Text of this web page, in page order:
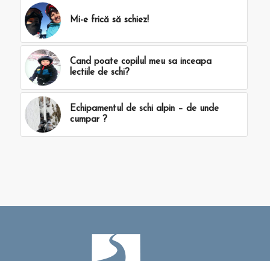
Mi-e frică să schiez!
Cand poate copilul meu sa inceapa
lectiile de schi?
Echipamentul de schi alpin – de unde
cumpar ?